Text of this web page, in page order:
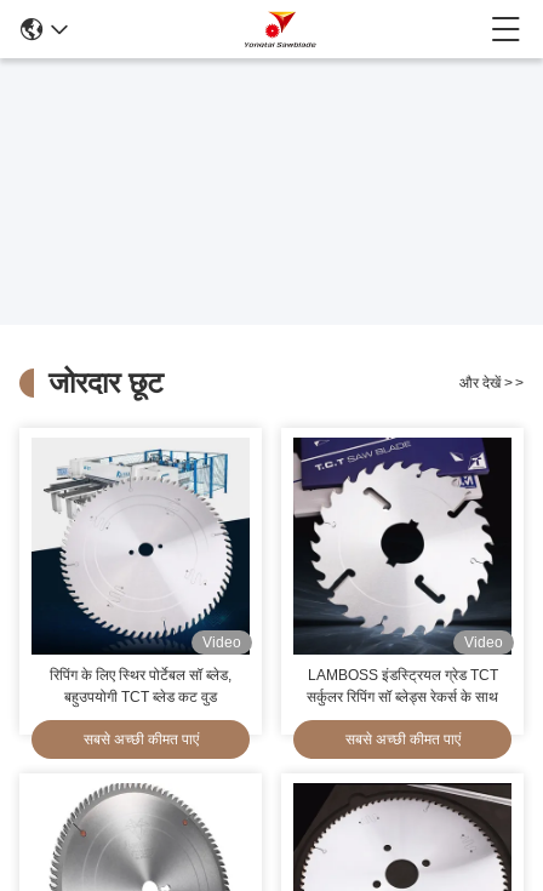
जोरदार छूट और देखें>>
Video
रिपिंग के लिए स्थिर पोर्टेबल सॉ ब्लेड,
बहुउपयोगी TCT ब्लेड कट वुड
सबसे अच्छी कीमत पाएं
Video
LAMBOSS इंडस्ट्रियल ग्रेड TCT
सर्कुलर रिपिंग सॉ ब्लेड्स रेकर्स के साथ
सबसे अच्छी कीमत पाएं